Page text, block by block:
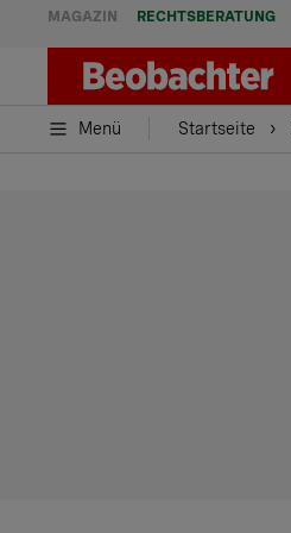
MAGAZIN RECHTSBERATUNG
Menü Startseite